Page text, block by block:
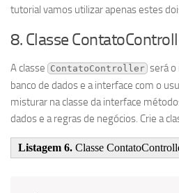
tutorial vamos utilizar apenas estes
8. Classe
A classe ContatoController será
banco de dados e a interface com o
misturar na classe da interface
dados e a regras de negócios. Crie a
Listagem 6. Classe